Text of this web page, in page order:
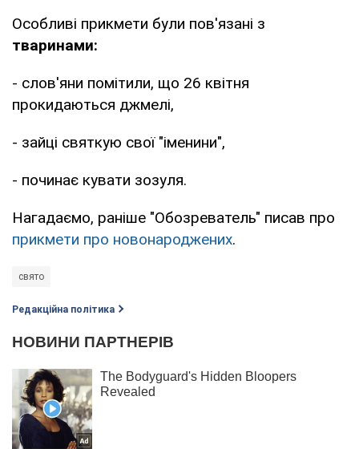
Особливі прикмети були пов'язані з
тваринами:
- слов'яни помітили, що 26 квітня
прокидаються джмелі,
- зайці святкую свої "іменини",
- починає кувати зозуля.
Нагадаємо, раніше "Обозреватель" писав про
прикмети про новонароджених.
свято
Редакційна політика